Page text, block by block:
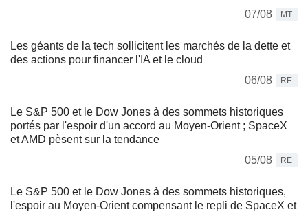
07/08
MT
Les géants de la tech sollicitent les marchés de la dette et
des actions pour financer l'IA et le cloud
06/08
RE
Le S&P 500 et le Dow Jones à des sommets historiques
portés par l'espoir d'un accord au Moyen-Orient ; SpaceX
et AMD pèsent sur la tendance
05/08
RE
Le S&P 500 et le Dow Jones à des sommets historiques,
l'espoir au Moyen-Orient compensant le repli de SpaceX et